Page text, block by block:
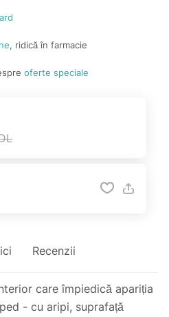
, ridică în farmacie
oferte speciale
Recenzii
care împiedică apariția
- cu aripi, suprafață